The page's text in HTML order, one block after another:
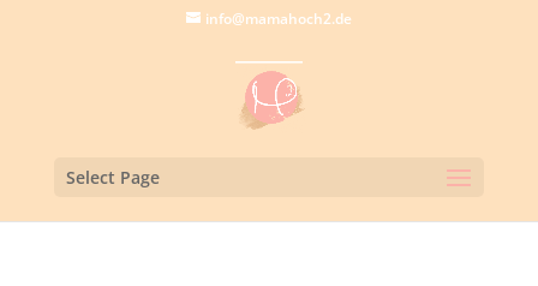
info@mamahoch2.de
Select Page